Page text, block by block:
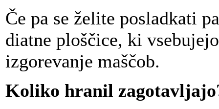
Če pa se želite posladkati
diatne ploščice, ki
izgorevanje maščob.
Koliko hranil